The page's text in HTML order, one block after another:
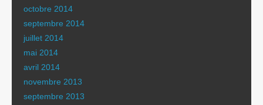
octobre 2014
septembre 2014
juillet 2014
mai 2014
avril 2014
novembre 2013
septembre 2013